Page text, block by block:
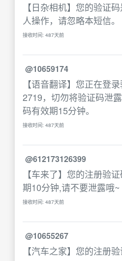
【日杂相机】您的验证
人操作，请忽略本短信。
接收时间: 487天前
@10659174
【语音翻译】您正在登
2719，切勿将验证码泄
码有效期15分钟。
接收时间: 487天前
@612173126399
【车来了】您的注册验
期10分钟,请不要泄露哦~
接收时间: 487天前
@10655267
【汽车之家】您的注册